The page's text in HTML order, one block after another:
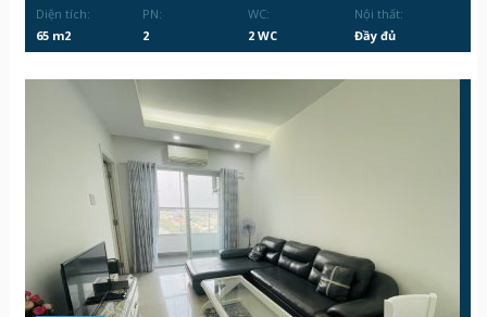
Diện tích:
65 m2
PN:
2
WC:
2 WC
Nội thất:
Đầy đủ